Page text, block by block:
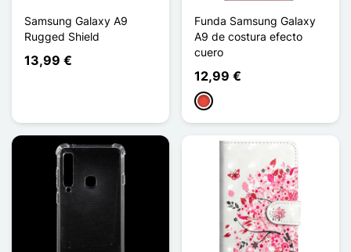
Samsung Galaxy A9
Rugged Shield
13,99 €
Funda Samsung Galaxy
A9 de costura efecto
cuero
12,99 €
Rojo